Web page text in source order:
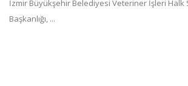
İzmir Büyükşehir Belediyesi Veteriner İşleri Halk
Başkanlığı, ...